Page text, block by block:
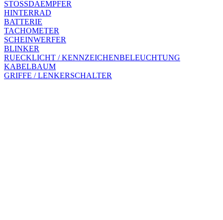
STOSSDAEMPFER
HINTERRAD
BATTERIE
TACHOMETER
SCHEINWERFER
BLINKER
RUECKLICHT / KENNZEICHENBELEUCHTUNG
KABELBAUM
GRIFFE / LENKERSCHALTER